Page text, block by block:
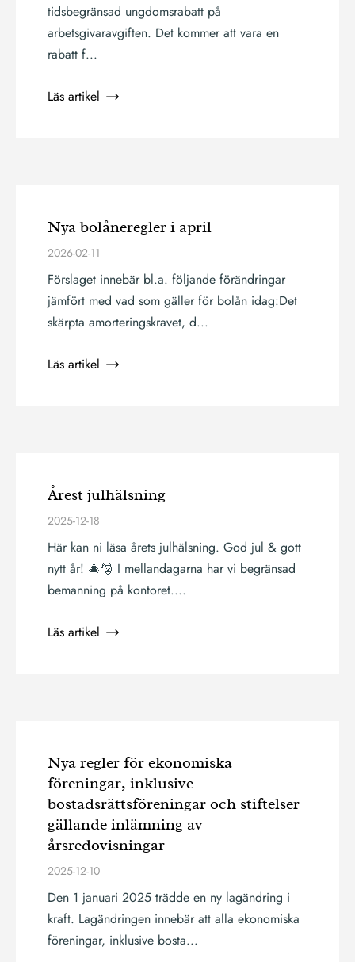
tidsbegränsad ungdomsrabatt på
arbetsgivaravgiften. Det kommer att vara en
rabatt f...
Läs artikel
Nya bolåneregler i april
2026-02-11
Förslaget innebär bl.a. följande förändringar
jämfört med vad som gäller för bolån idag:Det
skärpta amorteringskravet, d...
Läs artikel
Årest julhälsning
2025-12-18
Här kan ni läsa årets julhälsning. God jul & gott
nytt år! 🎄🎅 I mellandagarna har vi begränsad
bemanning på kontoret....
Läs artikel
Nya regler för ekonomiska
föreningar, inklusive
bostadsrättsföreningar och stiftelser
gällande inlämning av
årsredovisningar
2025-12-10
Den 1 januari 2025 trädde en ny lagändring i
kraft. Lagändringen innebär att alla ekonomiska
föreningar, inklusive bosta...